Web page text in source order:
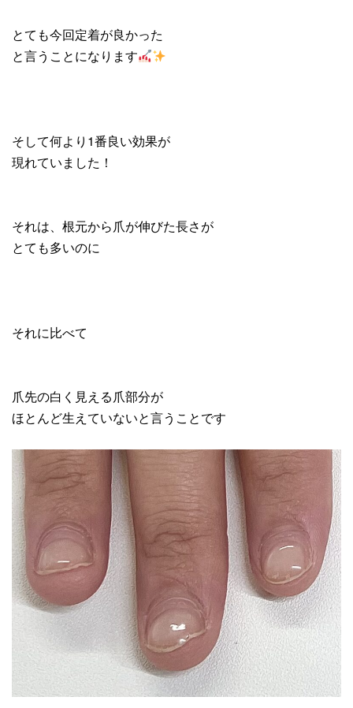
とても今回定着が良かった
と言うことになります
そして何より1番良い効果が
現れていました！
それは、根元から爪が伸びた長さが
とても多いのに
それに比べて
爪先の白く見える爪部分が
ほとんど生えていないと言うことです